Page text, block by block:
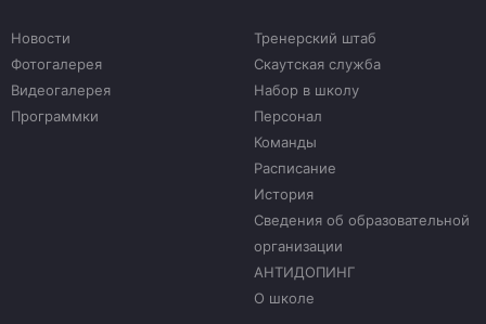
Новости
Фотогалерея
Видеогалерея
Программки
Тренерский штаб
Скаутская служба
Набор в школу
Персонал
Команды
Расписание
История
Сведения об образовательной
организации
АНТИДОПИНГ
О школе